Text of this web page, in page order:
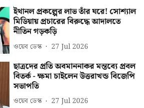
ইথানল প্রকল্পের লাভ তাঁর ঘরে! সোশ্যাল
মিডিয়ায় প্রচারের বিরুদ্ধে আদালতে
নীতিন গড়কড়ি
ওয়েব ডেস্ক 27 Jul 2026
ছাত্রদের প্রতি অবমাননাকর মন্তব্যে প্রবল
বিতর্ক - ক্ষমা চাইলেন উত্তরাখন্ড বিজেপি
সভাপতি
ওয়েব ডেস্ক 27 Jul 2026